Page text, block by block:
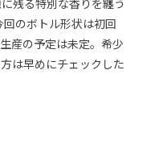
残る特別な香りを纏う
のボトル形状は初回
産の予定は未定。希少
は早めにチェックした